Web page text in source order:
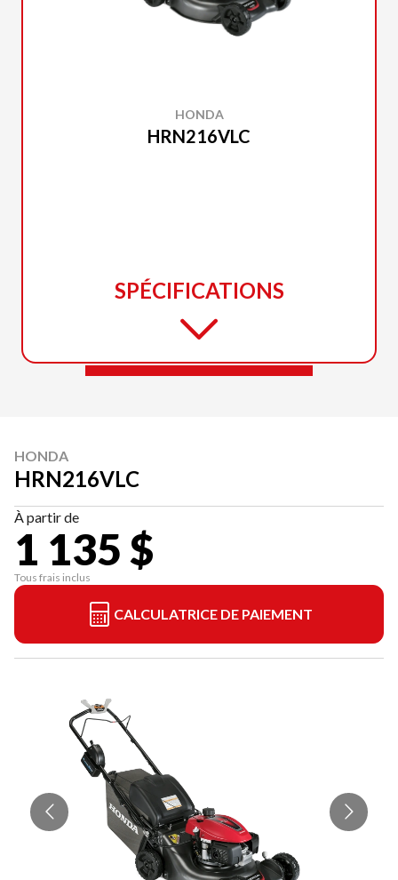
HONDA
HRN216VLC
SPÉCIFICATIONS
HONDA
HRN216VLC
À partir de
1 135 $
Tous frais inclus
CALCULATRICE DE PAIEMENT